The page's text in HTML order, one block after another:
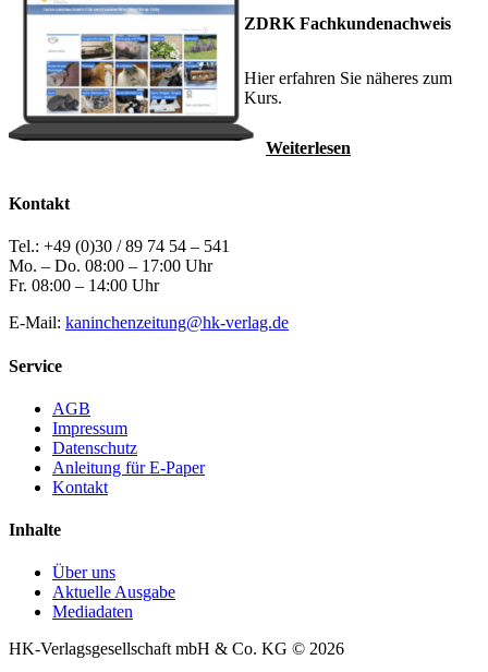
ZDRK Fachkundenachweis
Hier erfahren Sie näheres zum
Kurs.
Weiterlesen
Kontakt
Tel.: +49 (0)30 / 89 74 54 – 541
Mo. – Do. 08:00 – 17:00 Uhr
Fr. 08:00 – 14:00 Uhr
E-Mail: kaninchenzeitung@hk-verlag.de
Service
AGB
Impressum
Datenschutz
Anleitung für E-Paper
Kontakt
Inhalte
Über uns
Aktuelle Ausgabe
Mediadaten
HK-Verlagsgesellschaft mbH & Co. KG © 2026